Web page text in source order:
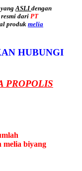
ASLIdengan
dari PT
produk melia
HUBUNGI
PROPOLIS
melia biyang